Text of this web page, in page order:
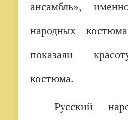
ансамбль»,
народных
показали
костюма.
Русский